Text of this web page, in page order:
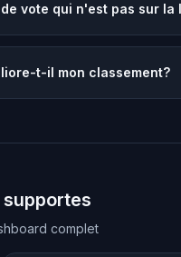
vote qui n'est pas sur la
t-il mon classement?
complet